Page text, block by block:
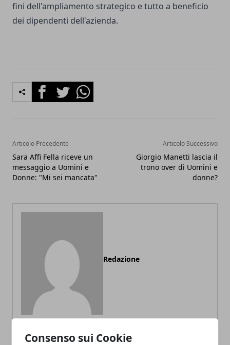
Consenso sui Cookie
fini dell'ampliamento strategico e tutto a beneficio
dei dipendenti dell'azienda.
FacebookTwitterWhatsapp
Articolo Precedente
Sara Affi Fella riceve un
messaggio a Uomini e
Donne: "Mi sei mancata"
Articolo Successivo
Giorgio Manetti lascia il
trono over di Uomini e
donne?
Redazione